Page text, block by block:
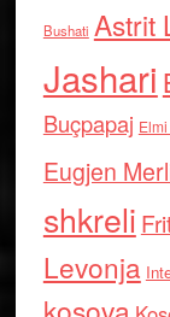
Bushati Astrit
Jashari
Buçpapaj
Eugjen
shkreli
Levonja